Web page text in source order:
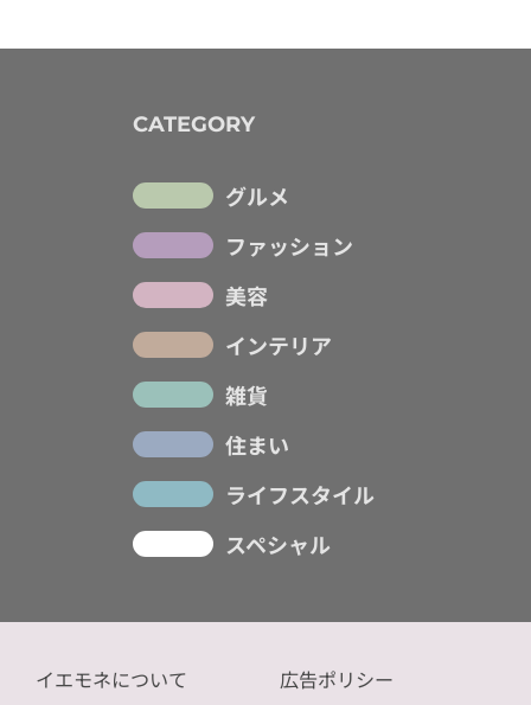
CATEGORY
グルメ
ファッション
美容
インテリア
雑貨
住まい
ライフスタイル
スペシャル
イエモネについて 広告ポリシー